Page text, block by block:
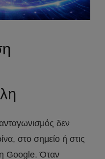
δεν
στο σημείο ή στις
Google. Όταν